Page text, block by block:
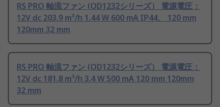
RS PRO 軸流ファン (OD1232シリーズ） 電源電圧：
12V dc 203.9 m³/h 1.44 W 600 mA IP44、 120 mm
120mm 32 mm
RS PRO 軸流ファン (OD1232シリーズ） 電源電圧：
12V dc 181.8 m³/h 3.4 W 500 mA 120 mm 120mm
32 mm